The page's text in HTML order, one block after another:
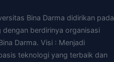
Bina Darma didirikan pada
dengan berdirinya organisasi
Darma. Visi : Menjadi
teknologi yang terbaik dan